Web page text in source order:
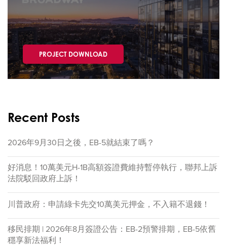
PROJECT DOWNLOAD
Recent Posts
2026年9月30日之後，EB-5就結束了嗎？
好消息！10萬美元H-1B高額簽證費維持暫停執行，聯邦上訴
法院駁回政府上訴！
川普政府：申請綠卡先交10萬美元押金，不入籍不退錢！
移民排期 | 2026年8月簽證公告：EB-2預警排期，EB-5依舊
穩享新法福利！